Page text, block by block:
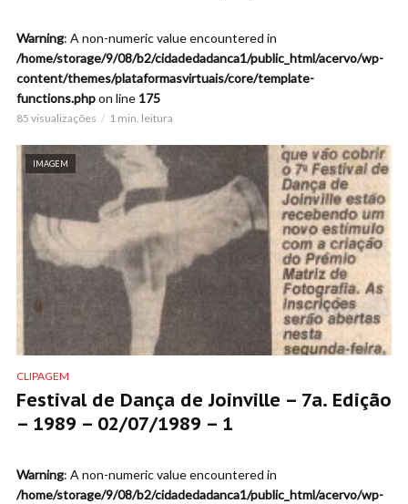
Warning: A non-numeric value encountered in
/home/storage/9/08/b2/cidadedadanca1/public_html/acervo/wp-
content/themes/plataformasvirtuais/core/template-
functions.phpon line 175
85 visualizações 1 min. leitura
IMAGEM
CLIPAGEM
Festival de Dança de Joinville – 7a. Edição
– 1989 – 02/07/1989 – 1
Warning: A non-numeric value encountered in
/home/storage/9/08/b2/cidadedadanca1/public_html/acervo/wp-